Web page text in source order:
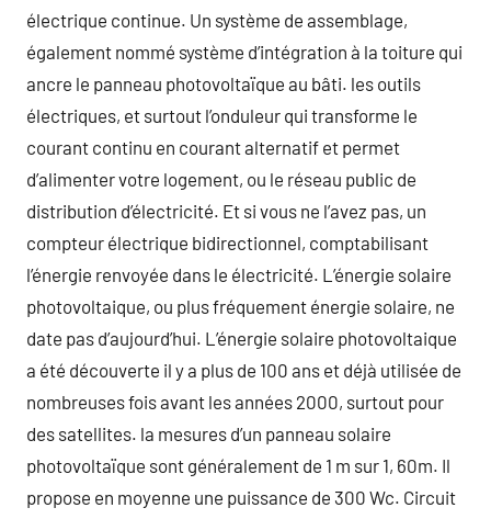
électrique continue. Un système de assemblage,
également nommé système d’intégration à la toiture qui
ancre le panneau photovoltaïque au bâti. les outils
électriques, et surtout l’onduleur qui transforme le
courant continu en courant alternatif et permet
d’alimenter votre logement, ou le réseau public de
distribution d’électricité. Et si vous ne l’avez pas, un
compteur électrique bidirectionnel, comptabilisant
l’énergie renvoyée dans le électricité. L’énergie solaire
photovoltaique, ou plus fréquement énergie solaire, ne
date pas d’aujourd’hui. L’énergie solaire photovoltaique
a été découverte il y a plus de 100 ans et déjà utilisée de
nombreuses fois avant les années 2000, surtout pour
des satellites. la mesures d’un panneau solaire
photovoltaïque sont généralement de 1 m sur 1, 60m. Il
propose en moyenne une puissance de 300 Wc. Circuit